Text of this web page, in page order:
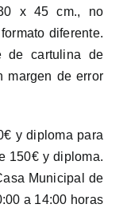
x 45 cm., no
diferente.
de cartulina de
margen de error
y diploma para
150€ y diploma.
Municipal de
a 14:00 horas